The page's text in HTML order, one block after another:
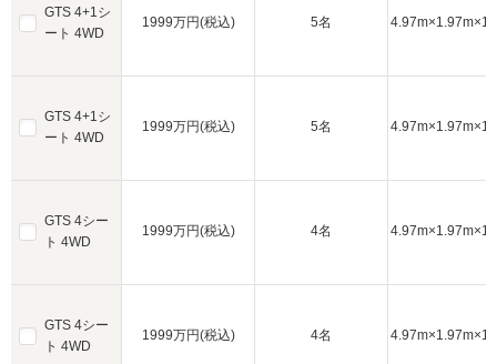
GTS 4+1シ
ート 4WD
GTS 4+1シ
ート 4WD
GTS 4シー
ト 4WD
GTS 4シー
ト 4WD
1999万円(税込) 5名
1999万円(税込) 5名
1999万円(税込) 4名
1999万円(税込) 4名